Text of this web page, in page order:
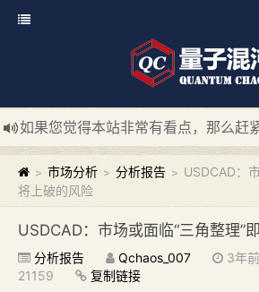
> 市场分析 > 分析报告 > USDCAD：
将上破的风险
USDCAD：市场或面临“三角整理”
分析报告 Qchaos_007
3年
21159
复制链接